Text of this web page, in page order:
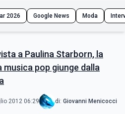
2026 Google News Moda
a Paulina Starborn, la
musica pop giunge dalla
2012 06:29 di: Giovanni Menicocci